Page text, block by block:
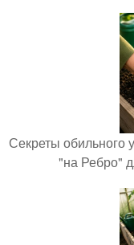
Секреты обильного
"на Ребро"